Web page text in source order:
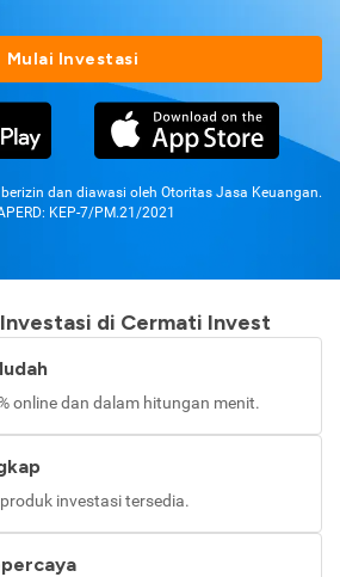
Mulai Investasi
dan diawasi oleh Otoritas Jasa Keuangan.
KEP-7/PM.21/2021
di Cermati Invest
online dan dalam hitungan menit.
investasi tersedia.